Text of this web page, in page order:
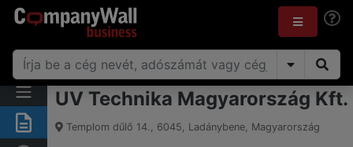
Összegzés
UV Technika Magyarország Kft.
Templom dűlő 14., 6045, Ladánybene, Magyarország